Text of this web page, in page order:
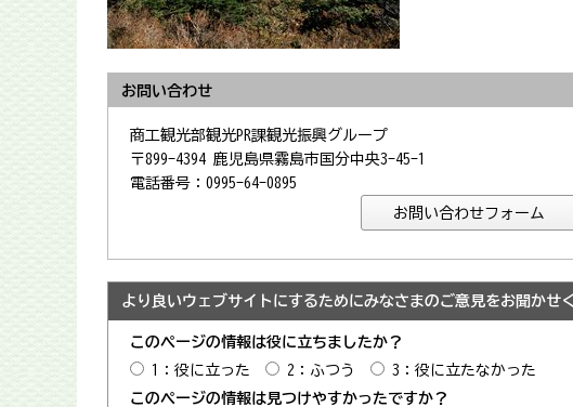
お問い合わせ
商工観光部観光PR課観光振興グループ
〒899-4394 鹿児島県霧島市国分中央3-45-1
電話番号：0995-64-0895
より良いウェブサイトにするためにみなさまのご意見をお聞かせ
このページの情報は役に立ちましたか？
1：役に立った
2：ふつう
3：役に立たなかった
このページの情報は見つけやすかったですか？